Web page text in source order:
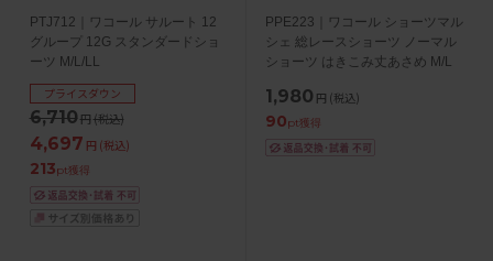
PTJ712｜ワコール サルート 12
グループ 12G スタンダードショ
ーツ M/L/LL
6,710円(税込)
プライスダウン
4,697 円 (税込)
213pt獲得
PPE223｜ワコール ショーツマル
シェ 総レースショーツ ノーマル
ショーツ はきこみ丈あさめ M/L
1,980 円 (税込)
90pt獲得